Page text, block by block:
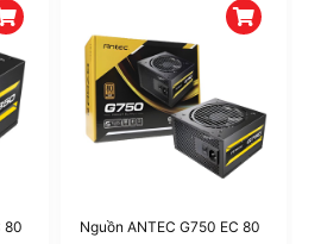
80
Nguồn ANTEC G750 EC 80